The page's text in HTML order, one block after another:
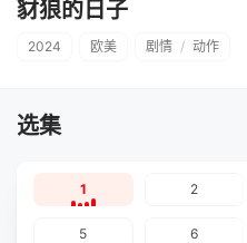
豺狼的日子
2024 欧美 剧情 / 动作
选集
1 2
5 6